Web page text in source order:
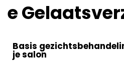
e
Basis
je salon